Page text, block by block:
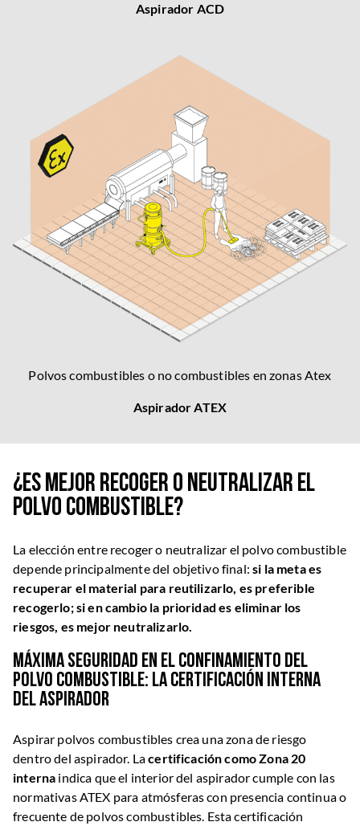
Aspirador ACD
Polvos combustibles o no combustibles en zonas Atex
Aspirador ATEX
¿Es mejor recoger o neutralizar el
polvo combustible?
La elección entre recoger o neutralizar el polvo combustible
depende principalmente del objetivo final:si la meta es
recuperar el material para reutilizarlo, es preferible
recogerlo; si en cambio la prioridad es eliminar los
riesgos, es mejor neutralizarlo.
Máxima seguridad en el confinamiento del
polvo combustible: la certificación interna
del aspirador
Aspirar polvos combustibles crea una zona de riesgo
dentro del aspirador. Lacertificación como Zona 20
interna indica que el interior del aspirador cumple con las
normativas ATEX para atmósferas con presencia continua o
frecuente de polvos combustibles. Esta certificación